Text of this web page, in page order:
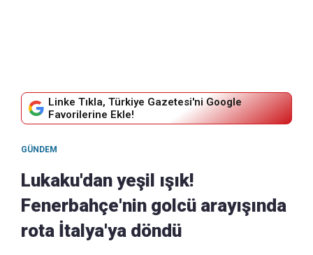
Linke Tıkla, Türkiye Gazetesi'ni Google
Favorilerine Ekle!
GÜNDEM
Lukaku'dan yeşil ışık!
Fenerbahçe'nin golcü arayışında
rota İtalya'ya döndü